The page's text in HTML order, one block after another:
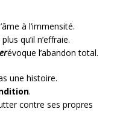
à l’immensité.
qu’il n’effraie.
évoque l’abandon total.
une histoire.
.
contre ses propres